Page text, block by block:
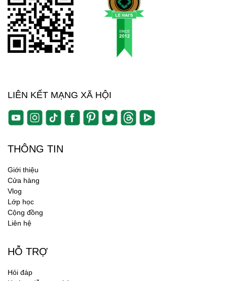
LIÊN KẾT MẠNG XÃ HỘI
THÔNG TIN
Giới thiệu
Cửa hàng
Vlog
Lớp học
Cộng đồng
Liên hệ
HỖ TRỢ
Hỏi đáp